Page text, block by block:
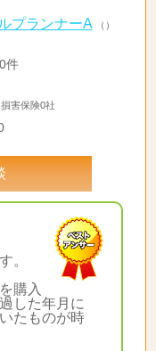
プランナーA （）
件
害保険0社
。
購入
した年月に
たものが時